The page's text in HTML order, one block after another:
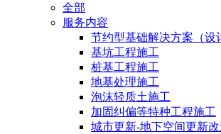
全部
服务内容
节约型基础解决方案（设
基坑工程施工
桩基工程施工
地基处理施工
泡沫轻质土施工
加固纠偏等特种工程施工
城市更新-地下空间更新改